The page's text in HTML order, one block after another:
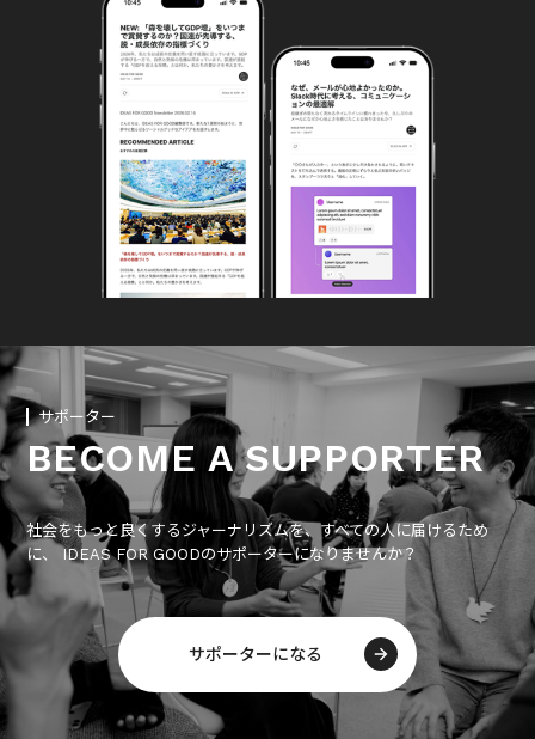
サポーター
BECOME A SUPPORTER
社会をもっと良くするジャーナリズムを、すべての人に届けるため
に、 IDEAS FOR GOODのサポーターになりませんか？
サポーターになる